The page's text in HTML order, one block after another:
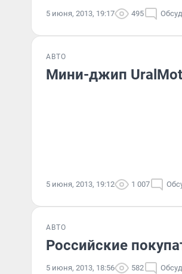
5 июня, 2013, 19:17 495
АВТО
Мини-джип
5 июня, 2013, 19:12 1 007
АВТО
Российские
5 июня, 2013, 18:56 582